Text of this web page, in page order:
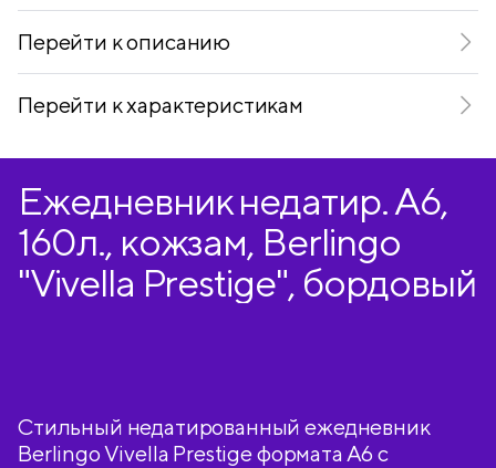
Перейти к описанию
Перейти к характеристикам
Ежедневник недатир. А6,
160л., кожзам, Berlingo
"Vivella Prestige", бордовый
Стильный недатированный ежедневник
Berlingo Vivella Prestige формата А6 с